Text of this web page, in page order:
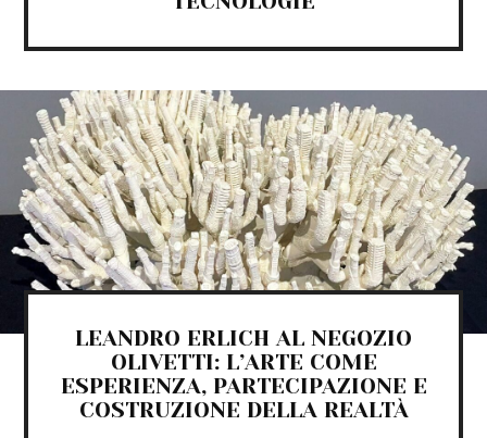
LEANDRO ERLICH AL NEGOZIO
OLIVETTI: L’ARTE COME
ESPERIENZA, PARTECIPAZIONE E
COSTRUZIONE DELLA REALTÀ